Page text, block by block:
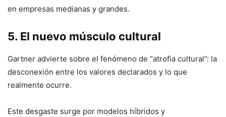
en empresas medianas y grandes.
5. El nuevo músculo cultural
Gartner advierte sobre el fenómeno de “atrofia cultural”: la
desconexión entre los valores declarados y lo que
realmente ocurre.
Este desgaste surge por modelos híbridos y